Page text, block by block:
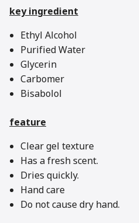
key ingredient
Ethyl Alcohol
Purified Water
Glycerin
Carbomer
Bisabolol
feature
Clear gel texture
Has a fresh scent.
Dries quickly.
Hand care
Do not cause dry hand.